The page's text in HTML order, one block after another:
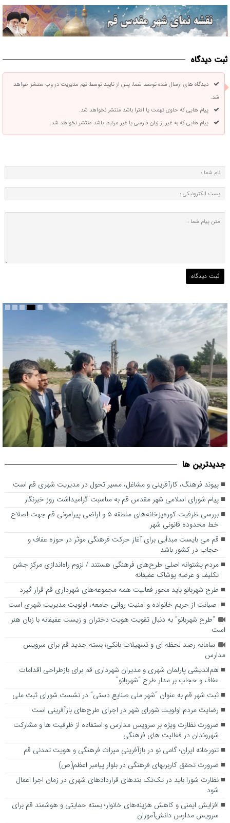
ثبت دیدگاه
دیدگاه های ارسال شده توسط شما، پس از تایید توسط تیم مدیریت در وب منتشر خواهد
شد.
پیام هایی که حاوی تهمت یا افترا باشد منتشر نخواهد شد.
پیام هایی که به غیر از زبان فارسی یا غیر مرتبط باشد منتشر نخواهد شد.
اصلاح خط محدوده قانونی شهر
جديدترين ها
پیوند فرهنگ، کارآفرینی و مشاغل، مسیر تحول در مدیریت شهری قم است
پیام شورای اسلامی شهر مقدس قم به مناسبت گرامیداشت روز خبرنگار
بررسی ظرفیت کوره‌پزخانه‌های منطقه ۵ و اراضی پیرامونی قم جهت اصلاح
خط محدوده قانونی شهر
قم می بایست مبدأیی برای آغاز حرکت فرهنگی موثر در حوزه عفاف و
حجاب در کشور باشد
مردم پشتوانه اصلی طرح‌های فرهنگی هستند / لزوم راه‌اندازی مرکز جشن
تکلیف و عرضه پوشاک عفیفانه
طرح شهربانو باید محور فعالیت همه مجموعه‌های شهرداری قم قرار گیرد
صیانت از حریم خانواده و امنیت روانی جامعه، اولویت مدیریت شهری است
“طرح شهربانو” به دنبال تقویت هویت دختران و زیست عفیفانه با زبان هنر
است
سامانه رصد لحظه ای و تسهیلات بانکی؛ بسته جدید قم برای سرویس
مدارس
هم‌اندیشی پارلمان شهری و مدیران شهرداری قم برای بازطراحی اقدامات
عفاف و حجاب بر مدار طرح “شهربانو”
ثبت شهر قم به عنوان “شهر ملی صنایع دستی” در نشست شورای ثبت ملی
رضایت مردم اولویت شورای شهر در اجرای طرح‌های بازآفرینی است
ضرورت نظارت ویژه بر سرویس مدارس و استفاده از ظرفیت ها و مشارکت
شهروندان در فعالیت های فرهنگی
تنورخانه ایران؛ گامی نو در بازآفرینی میراث فرهنگی و هویت تمدنی قم
ضرورت تحقق کاربری­های فرهنگی در بلوار پیامبر اعظم(ص)
نظارت شورا باید در تک‌تک بندهای قراردادهای شهری در زمان اجرا اعمال
شود
افزایش ایمنی و کاهش هزینه‌های خانوار؛ بسته حمایتی و هوشمند قم برای
سرویس مدارس دانش‌آموزان